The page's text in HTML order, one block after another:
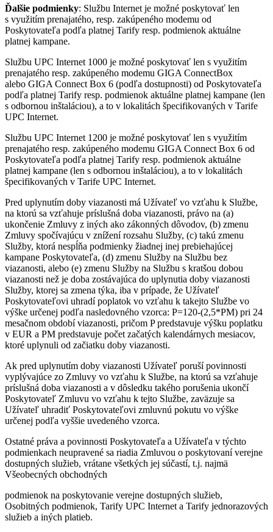
Ďalšie podmienky: Službu Internet je možné poskytovať len
s využitím prenajatého, resp. zakúpeného modemu od
Poskytovateľa podľa platnej Tarify resp. podmienok aktuálne
platnej kampane.
Službu UPC Internet 1000 je možné poskytovať len s využitím
prenajatého resp. zakúpeného modemu GIGA ConnectBox
alebo GIGA Connect Box 6 (podľa dostupnosti) od Poskytovateľa
podľa platnej Tarify resp. podmienok aktuálne platnej kampane (len
s odbornou inštaláciou), a to v lokalitách špecifikovaných v Tarife
UPC Internet.
Službu UPC Internet 1200 je možné poskytovať len s využitím
prenajatého resp. zakúpeného modemu GIGA Connect Box 6 od
Poskytovateľa podľa platnej Tarify resp. podmienok aktuálne
platnej kampane (len s odbornou inštaláciou), a to v lokalitách
špecifikovaných v Tarife UPC Internet.
Pred uplynutím doby viazanosti má Užívateľ vo vzťahu k Službe,
na ktorú sa vzťahuje príslušná doba viazanosti, právo na (a)
ukončenie Zmluvy z iných ako zákonných dôvodov, (b) zmenu
Zmluvy spočívajúcu v znížení rozsahu Služby, (c) takú zmenu
Služby, ktorá nespĺňa podmienky žiadnej inej prebiehajúcej
kampane Poskytovateľa, (d) zmenu Služby na Službu bez
viazanosti, alebo (e) zmenu Služby na Službu s kratšou dobou
viazanosti než je doba zostávajúca do uplynutia doby viazanosti
Služby, ktorej sa zmena týka, iba v prípade, že Užívateľ
Poskytovateľovi uhradí poplatok vo vzťahu k takejto Službe vo
výške určenej podľa nasledovného vzorca: P=120-(2,5*PM) pri 24
mesačnom období viazanosti, pričom P predstavuje výšku poplatku
v EUR a PM predstavuje počet začatých kalendárnych mesiacov,
ktoré uplynuli od začiatku doby viazanosti.
Ak pred uplynutím doby viazanosti Užívateľ poruší povinnosti
vyplývajúce zo Zmluvy vo vzťahu k Službe, na ktorú sa vzťahuje
príslušná doba viazanosti a v dôsledku takého porušenia ukončí
Poskytovateľ Zmluvu vo vzťahu k tejto Službe, zaväzuje sa
Užívateľ uhradiť Poskytovateľovi zmluvnú pokutu vo výške
určenej podľa vyššie uvedeného vzorca.
Ostatné práva a povinnosti Poskytovateľa a Užívateľa v týchto
podmienkach neupravené sa riadia Zmluvou o poskytovaní verejne
dostupných služieb, vrátane všetkých jej súčastí, t.j. najmä
Všeobecných obchodných
podmienok na poskytovanie verejne dostupných služieb,
Osobitných podmienok, Tarify UPC Internet a Tarify jednorazových
služieb a iných platieb.